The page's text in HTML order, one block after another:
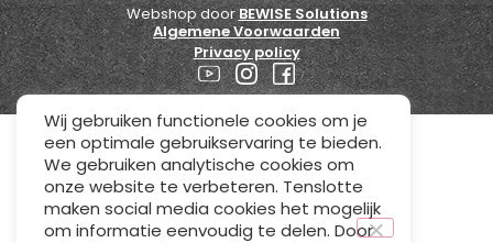
Webshop doorBEWISE Solutions
Algemene Voorwaarden
Privacy policy
Wij gebruiken functionele cookies om je
een optimale gebruikservaring te bieden.
We gebruiken analytische cookies om
onze website te verbeteren. Tenslotte
maken social media cookies het mogelijk
om informatie eenvoudig te delen. Door